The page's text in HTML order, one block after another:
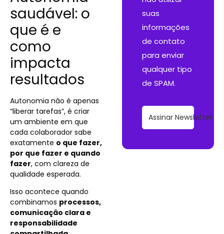
saudável: o
que é e
como
impacta
resultados
Autonomia não é apenas
“liberar tarefas”, é criar
um ambiente em que
cada colaborador sabe
exatamente o que fazer,
por que fazer e quando
fazer, com clareza de
qualidade esperada.
Isso acontece quando
combinamos processos,
comunicação clara e
responsabilidade
suas
informações
de contato
para enviar
qualquer tipo
de SPAM.
Assinar Newsletter